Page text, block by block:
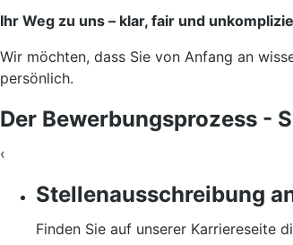
Ihr Weg zu uns – klar, fair und
Wir möchten, dass Sie von Anfang an
persönlich.
Der Bewerbungsprozess -
‹
Stellenausschreibung
Finden Sie auf unserer Karriereseite